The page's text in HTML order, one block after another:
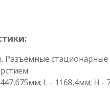
Разъёмные стационарные
L - 1168,4мм; H